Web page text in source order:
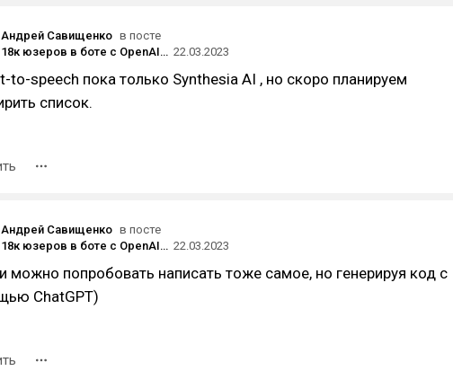
Андрей Савищенко в посте
18к юзеров в боте с OpenAI за 3 недели и почему он бесплатный, если за OpenAI платим мы 22.03.2023
to-speech пока только Synthesia AI , но скоро планируем
список.
Андрей Савищенко в посте
18к юзеров в боте с OpenAI за 3 недели и почему он бесплатный, если за OpenAI платим мы 22.03.2023
можно попробовать написать тоже самое, но генерируя код с
ChatGPT)